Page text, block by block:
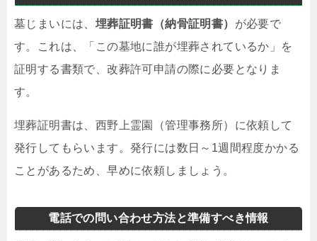
墓じまいには、 埋葬証明書（納骨証明書） が必要で
す。これは、「この墓地に誰が埋葬されているか」を
証明する書類で、改葬許可申請の際に必要となりま
す。
埋葬証明書は、西野上霊園（管理事務所）に依頼して
発行してもらいます。発行には数日～1週間程度かかる
ことがあるため、早めに依頼しましょう。
電話での問い合わせ方法と準備すべき情報